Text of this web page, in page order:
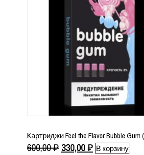
Картриджи Feel the Flavor Bubble
600,00₽ Первоначальная
330,00₽Текущая
В корзину